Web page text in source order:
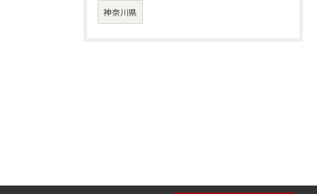
神奈川県